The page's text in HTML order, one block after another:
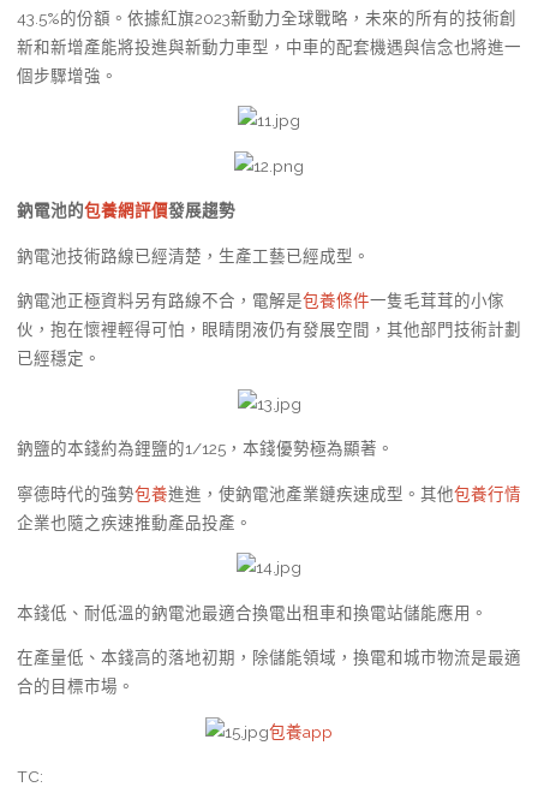
43.5%的份額。依據紅旗2023新動力全球戰略，未來的所有的技術創
新和新增產能將投進與新動力車型，中車的配套機遇與信念也將進一
個步驟增強。
鈉電池的包養網評價發展趨勢
鈉電池技術路線已經清楚，生產工藝已經成型。
鈉電池正極資料另有路線不合，電解是包養條件一隻毛茸茸的小傢
伙，抱在懷裡輕得可怕，眼睛閉液仍有發展空間，其他部門技術計劃
已經穩定。
鈉鹽的本錢約為鋰鹽的1/125，本錢優勢極為顯著。
寧德時代的強勢包養進進，使鈉電池產業鏈疾速成型。其他包養行情
企業也隨之疾速推動產品投產。
本錢低、耐低溫的鈉電池最適合換電出租車和換電站儲能應用。
在產量低、本錢高的落地初期，除儲能領域，換電和城市物流是最適
合的目標市場。
包養app
TC: